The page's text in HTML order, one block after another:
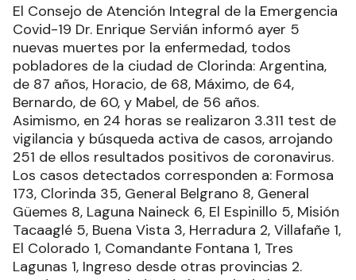
El Consejo de Atención Integral de la Emergencia
Covid-19 Dr. Enrique Servián informó ayer 5
nuevas muertes por la enfermedad, todos
pobladores de la ciudad de Clorinda: Argentina,
de 87 años, Horacio, de 68, Máximo, de 64,
Bernardo, de 60, y Mabel, de 56 años.
Asimismo, en 24 horas se realizaron 3.311 test de
vigilancia y búsqueda activa de casos, arrojando
251 de ellos resultados positivos de coronavirus.
Los casos detectados corresponden a: Formosa
173, Clorinda 35, General Belgrano 8, General
Güemes 8, Laguna Naineck 6, El Espinillo 5, Misión
Tacaaglé 5, Buena Vista 3, Herradura 2, Villafañe 1,
El Colorado 1, Comandante Fontana 1, Tres
Lagunas 1, Ingreso desde otras provincias 2.